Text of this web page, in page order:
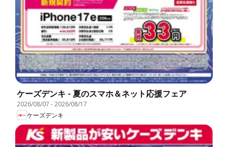
ケーズデンキ - 夏のスマホ＆ネット応援フェア
2026/08/07 -2026/08/17
ケーズデンキ